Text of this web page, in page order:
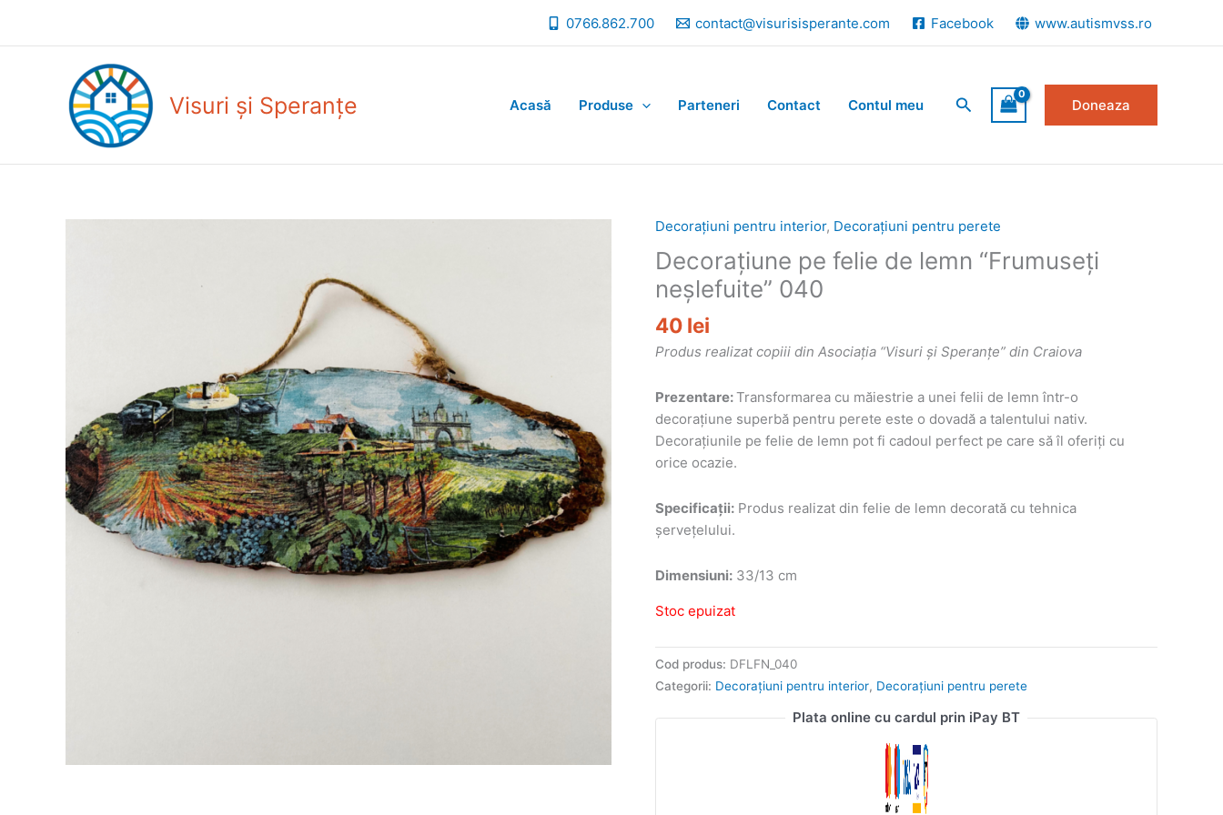
0766.862.700 contact@visurisisperante.com Facebook www.autismvss.ro
Visuri și Speranțe Acasă Produse Parteneri Contact Contul meu Search Doneaza
Decorațiuni pentru interior, Decorațiuni pentru perete
Decorațiune pe felie de lemn “Frumuseți
neșlefuite” 040
40 lei
Produs realizat copiii din Asociația “Visuri și Speranțe” din Craiova
Prezentare:Transformarea cu măiestrie a unei felii de lemn într-o
decorațiune superbă pentru perete este o dovadă a talentului nativ.
Decorațiunile pe felie de lemn pot fi cadoul perfect pe care să îl oferiți cu
orice ocazie.
Specificații: Produs realizat din felie de lemn decorată cu tehnica
șervețelului.
Dimensiuni: 33/13 cm
Stoc epuizat
Cod produs: DFLFN_040
Categorii: Decorațiuni pentru interior, Decorațiuni pentru perete
Plata online cu cardul prin iPay BT